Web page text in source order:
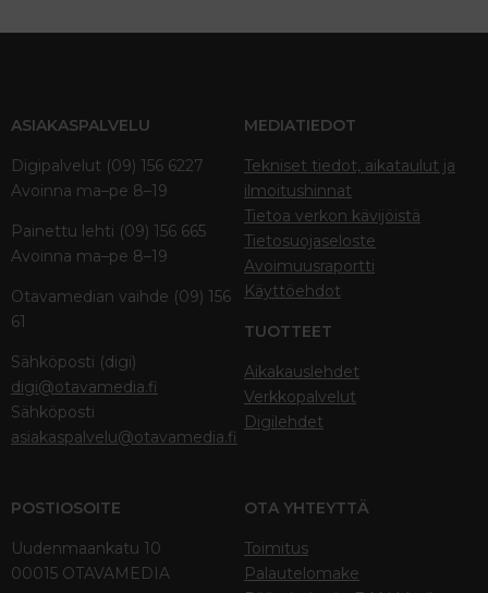
ASIAKASPALVELU
Digipalvelut (09) 156 6227
Avoinna ma–pe 8–19
Painettu lehti (09) 156 665
Avoinna ma–pe 8–19
Otavamedian vaihde (09) 156
61
Sähköposti (digi)
digi@otavamedia.fi
Sähköposti
asiakaspalvelu@otavamedia.fi
MEDIATIEDOT
Tekniset tiedot, aikataulut ja
ilmoitushinnat
Tietoa verkon kävijöistä
Tietosuojaseloste
Avoimuusraportti
Käyttöehdot
TUOTTEET
Aikakauslehdet
Verkkopalvelut
Digilehdet
POSTIOSOITE
Uudenmaankatu 10
00015 OTAVAMEDIA
OTA YHTEYTTÄ
Toimitus
Palautelomake